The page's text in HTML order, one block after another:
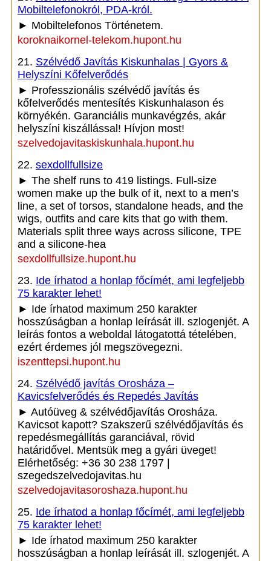
Mobiltelefonokról, PDA-król.
► Mobiltelefonos Történetem.
koroknaikornel-telekom.hupont.hu
21. Szélvédő Javítás Kiskunhalas | Gyors &
Helyszíni Kőfelverődés
► Professzionális szélvédő javítás és
kőfelverődés mentesítés Kiskunhalason és
környékén. Garanciális munkavégzés, akár
helyszíni kiszállással! Hívjon most!
szelvedojavitaskiskunhala.hupont.hu
22. sexdollfullsize
► The shelf runs to 419 listings. Full-size
women make up the bulk of it, next to a men’s
line, a set of torsos, standalone heads, and the
wigs, outfits and care kits that go with them.
Materials split three ways across silicone, TPE
and a silicone-hea
sexdollfullsize.hupont.hu
23. Ide írhatod a honlap főcímét, ami legfeljebb
75 karakter lehet!
► Ide írhatod maximum 250 karakter
hosszúságban a honlap leírását ill. szlogenjét. A
leírás fontos a weboldal látogatottá tételében,
ezért érdemes jól megszövegezni.
iszenttepsi.hupont.hu
24. Szélvédő javítás Orosháza –
Kavicsfelverődés és Repedés Javítás
► Autóüveg & szélvédőjavítás Orosháza.
Kavicsot kapott? Szakszerű szélvédőjavítás és
repedésmegállítás garanciával, rövid
határidővel. Mentsük meg a gyári üveget!
Elérhetőség: +36 30 238 1797 |
szegedszelvedojavitas.hu
szelvedojavitasoroshaza.hupont.hu
25. Ide írhatod a honlap főcímét, ami legfeljebb
75 karakter lehet!
► Ide írhatod maximum 250 karakter
hosszúságban a honlap leírását ill. szlogenjét. A